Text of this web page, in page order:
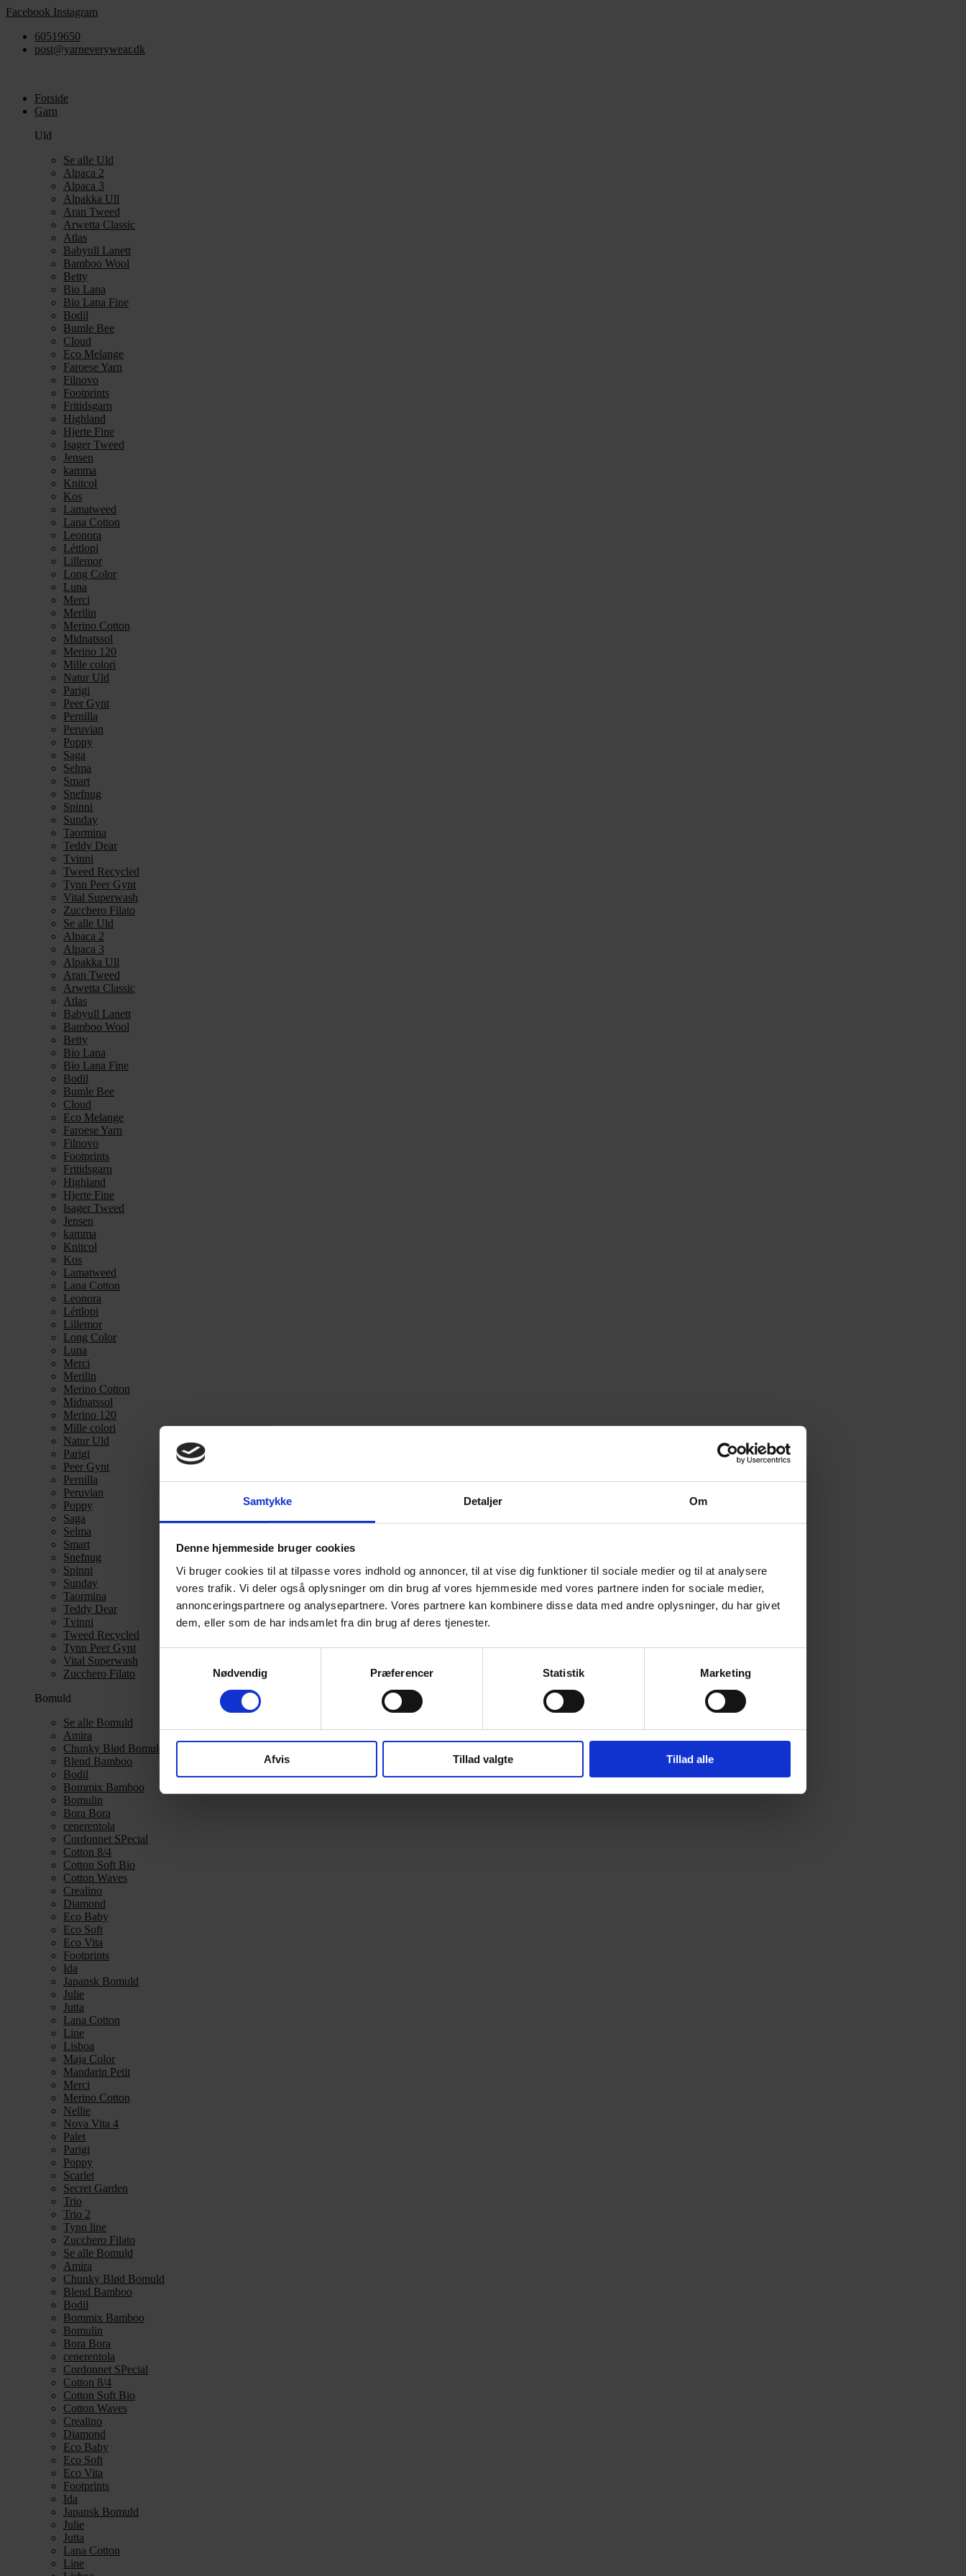
Samtykke Detaljer Om
Denne hjemmeside bruger cookies
Vi bruger cookies til at tilpasse vores indhold og annoncer, til at vise dig funktioner til sociale medier og til at analysere
vores trafik. Vi deler også oplysninger om din brug af vores hjemmeside med vores partnere inden for sociale medier,
annonceringspartnere og analysepartnere. Vores partnere kan kombinere disse data med andre oplysninger, du har givet
dem, eller som de har indsamlet fra din brug af deres tjenester.
Nødvendig
Præferencer Statistik Marketing
Afvis Tillad valgte Tillad alle
Videre
indhold
Facebook Instagram
60519650
post@yarneverywear.dk
Forside
Garn
Uld
Se alle Uld
Alpaca 2
Alpaca 3
Alpakka Ull
Aran Tweed
Arwetta Classic
Atlas
Babyull Lanett
Bamboo Wool
Betty
Bio Lana
Bio Lana Fine
Bodil
Bumle Bee
Cloud
Eco Melange
Faroese Yarn
Filnovo
Footprints
Fritidsgarn
Highland
Hjerte Fine
Isager Tweed
Jensen
kamma
Knitcol
Kos
Lamatweed
Lana Cotton
Leonora
Léttlopi
Lillemor
Long Color
Luna
Merci
Merilin
Merino Cotton
Midnatssol
Merino 120
Mille colori
Natur Uld
Parigi
Peer Gynt
Pernilla
Peruvian
Poppy
Saga
Selma
Smart
Snefnug
Spinni
Sunday
Taormina
Teddy Dear
Tvinni
Tweed Recycled
Tynn Peer Gynt
Vital Superwash
Zucchero Filato
Se alle Uld
Alpaca 2
Alpaca 3
Alpakka Ull
Aran Tweed
Arwetta Classic
Atlas
Babyull Lanett
Bamboo Wool
Betty
Bio Lana
Bio Lana Fine
Bodil
Bumle Bee
Cloud
Eco Melange
Faroese Yarn
Filnovo
Footprints
Fritidsgarn
Highland
Hjerte Fine
Isager Tweed
Jensen
kamma
Knitcol
Kos
Lamatweed
Lana Cotton
Leonora
Léttlopi
Lillemor
Long Color
Luna
Merci
Merilin
Merino Cotton
Midnatssol
Merino 120
Mille colori
Natur Uld
Parigi
Peer Gynt
Pernilla
Peruvian
Poppy
Saga
Selma
Smart
Snefnug
Spinni
Sunday
Taormina
Teddy Dear
Tvinni
Tweed Recycled
Tynn Peer Gynt
Vital Superwash
Zucchero Filato
Bomuld
Se alle Bomuld
Amira
Chunky Blød Bomuld
Blend Bamboo
Bodil
Bommix Bamboo
Bomulin
Bora Bora
cenerentola
Cordonnet SPecial
Cotton 8/4
Cotton Soft Bio
Cotton Waves
Crealino
Diamond
Eco Baby
Eco Soft
Eco Vita
Footprints
Ida
Japansk Bomuld
Julie
Jutta
Lana Cotton
Line
Lisboa
Maja Color
Mandarin Petit
Merci
Merino Cotton
Nellie
Nova Vita 4
Palet
Parigi
Poppy
Scarlet
Secret Garden
Trio
Trio 2
Tynn line
Zucchero Filato
Se alle Bomuld
Amira
Chunky Blød Bomuld
Blend Bamboo
Bodil
Bommix Bamboo
Bomulin
Bora Bora
cenerentola
Cordonnet SPecial
Cotton 8/4
Cotton Soft Bio
Cotton Waves
Crealino
Diamond
Eco Baby
Eco Soft
Eco Vita
Footprints
Ida
Japansk Bomuld
Julie
Jutta
Lana Cotton
Line